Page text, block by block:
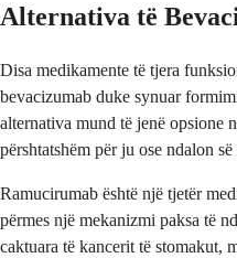
Alternativa të
Disa medikamente të tjera
bevacizumab duke synuar
alternativa mund të jenë opsione
përshtatshëm për ju ose ndalon
Ramucirumab është një tjetër
përmes një mekanizmi paksa të
caktuara të kancerit të stomakut,